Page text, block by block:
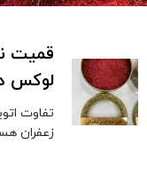
قمیت
لوکس
تفاوت
زعفران